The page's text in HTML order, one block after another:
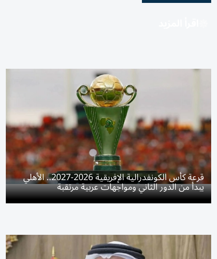
قرعة كأس الكونفدرالية الإفريقية 2026-2027.. الأهلي
يبدأ من الدور الثاني ومواجهات عربية مرتقبة